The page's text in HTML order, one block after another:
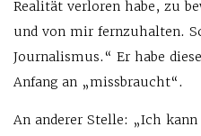
Realität verloren habe, zu
und von mir fernzuhalten.
Journalismus.“ Er habe
Anfang an „missbraucht“.
An anderer Stelle: „Ich